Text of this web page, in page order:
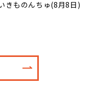
きものんちゅ(8月8日)